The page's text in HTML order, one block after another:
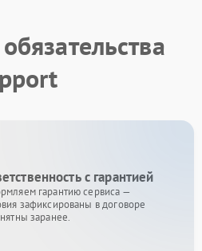
с гарантией
гарантию сервиса —
зафиксированы в договоре
заранее.